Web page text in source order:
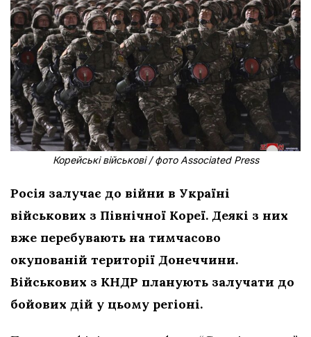
Корейські військові / фото Associated Press
Росія залучає до війни в Україні
військових з Північної Кореї. Деякі з них
вже перебувають на тимчасово
окупованій території Донеччини.
Військових з КНДР планують залучати до
бойових дій у цьому регіоні.